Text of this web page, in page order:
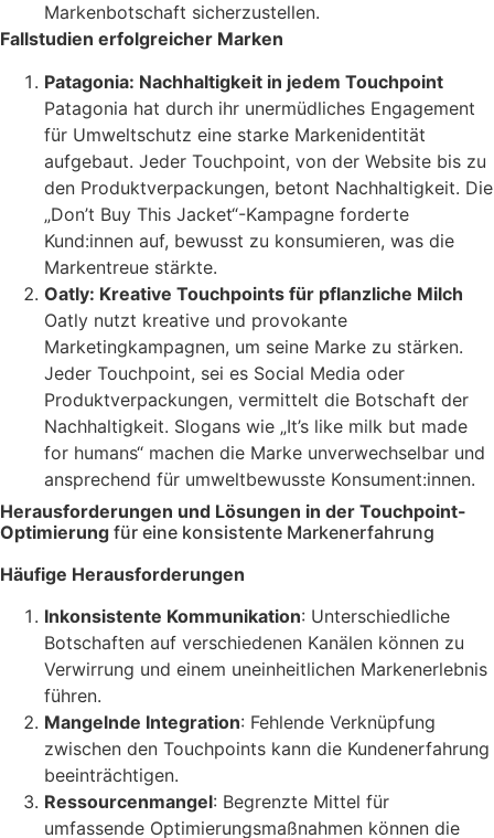
Markenbotschaft sicherzustellen.
Fallstudien erfolgreicher Marken
Patagonia: Nachhaltigkeit in jedem Touchpoint
Patagonia hat durch ihr unermüdliches Engagement
für Umweltschutz eine starke Markenidentität
aufgebaut. Jeder Touchpoint, von der Website bis zu
den Produktverpackungen, betont Nachhaltigkeit. Die
„Don’t Buy This Jacket“-Kampagne forderte
Kund:innen auf, bewusst zu konsumieren, was die
Markentreue stärkte.
Oatly: Kreative Touchpoints für pflanzliche Milch
Oatly nutzt kreative und provokante
Marketingkampagnen, um seine Marke zu stärken.
Jeder Touchpoint, sei es Social Media oder
Produktverpackungen, vermittelt die Botschaft der
Nachhaltigkeit. Slogans wie „It’s like milk but made
for humans“ machen die Marke unverwechselbar und
ansprechend für umweltbewusste Konsument:innen.
Herausforderungen und Lösungen in der Touchpoint-
Optimierung für eine konsistente Markenerfahrung
Häufige Herausforderungen
Inkonsistente Kommunikation: Unterschiedliche
Botschaften auf verschiedenen Kanälen können zu
Verwirrung und einem uneinheitlichen Markenerlebnis
führen.
Mangelnde Integration: Fehlende Verknüpfung
zwischen den Touchpoints kann die Kundenerfahrung
beeinträchtigen.
Ressourcenmangel: Begrenzte Mittel für
umfassende Optimierungsmaßnahmen können die